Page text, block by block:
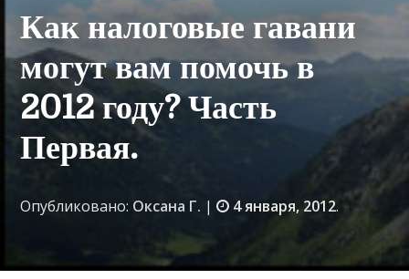
Как налоговые гавани
могут вам помочь в
2012 году? Часть
Первая.
Опубликовано: Оксана Г. | 4 января, 2012.